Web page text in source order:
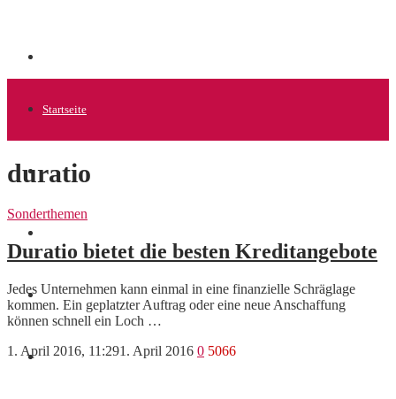
Startseite
Allgemein
News
Finanzen
duratio
Sonderthemen
Duratio bietet die besten Kreditangebote
Jedes Unternehmen kann einmal in eine finanzielle Schräglage
kommen. Ein geplatzter Auftrag oder eine neue Anschaffung
können schnell ein Loch …
1. April 2016, 11:291. April 2016 0 5066